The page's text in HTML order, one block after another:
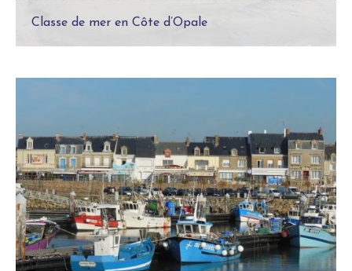
coeur de l’Histoire et des merveilles
Classe de mer en Côte d’Opale